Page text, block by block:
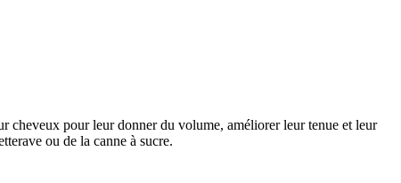
cheveux pour leur donner du volume, améliorer leur tenue et leur
ou de la canne à sucre.